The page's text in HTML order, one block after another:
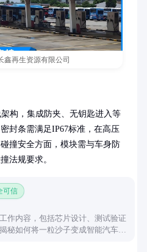
鑫再生资源有限公司
构，集成防夹、无钥匙进入等
封条需满足IP67标准，在高压
撞安全方面，模块需与车身防
法规要求。
可信
作内容，包括芯片设计、测试验证
秘如何将一粒沙子变成智能汽车